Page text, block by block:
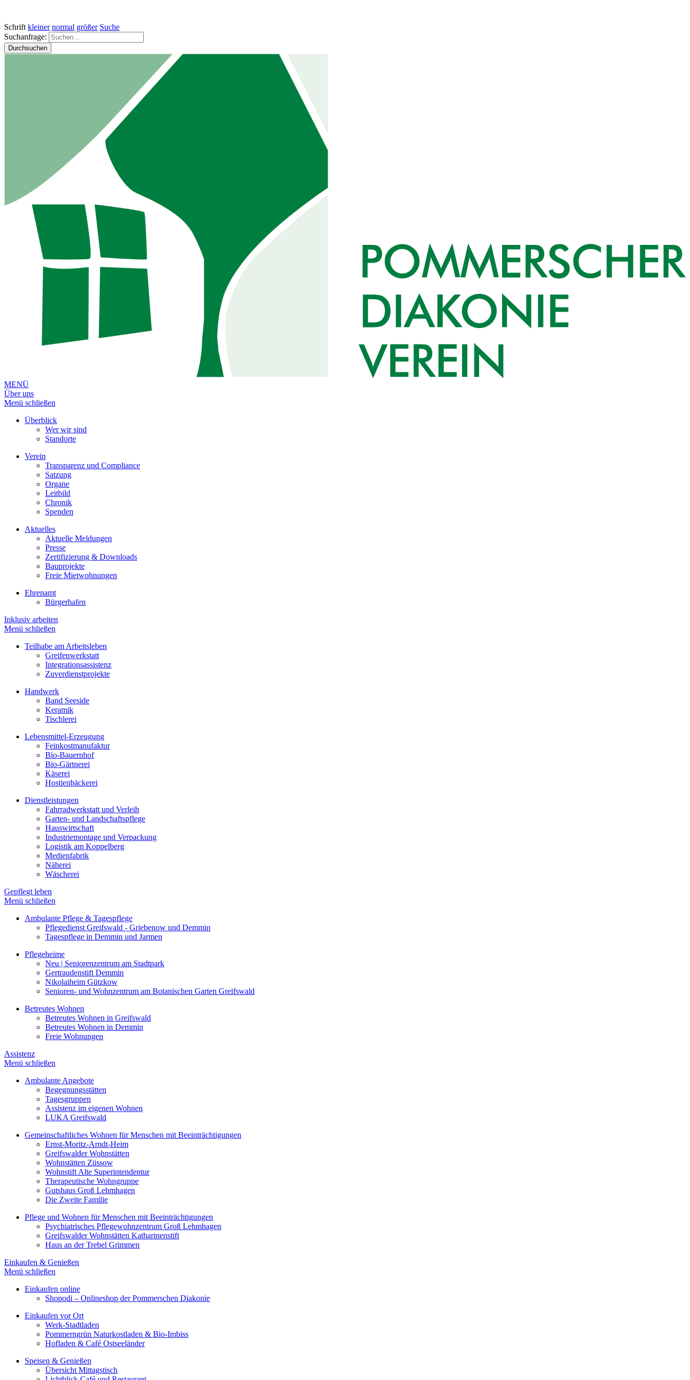
Schrift kleiner normal größer Suche
Suchanfrage:
Durchsuchen
MENÜ
Über uns
Menü schließen
Überblick
Wer wir sind
Standorte
Verein
Transparenz und Compliance
Satzung
Organe
Leitbild
Chronik
Spenden
Aktuelles
Aktuelle Meldungen
Presse
Zertifizierung & Downloads
Bauprojekte
Freie Mietwohnungen
Ehrenamt
Bürgerhafen
Inklusiv arbeiten
Menü schließen
Teilhabe am Arbeitsleben
Greifenwerkstatt
Integrationsassistenz
Zuverdienstprojekte
Handwerk
Band Seeside
Keramik
Tischlerei
Lebensmittel-Erzeugung
Feinkostmanufaktur
Bio-Bauernhof
Bio-Gärtnerei
Käserei
Hostienbäckerei
Dienstleistungen
Fahrradwerkstatt und Verleih
Garten- und Landschaftspflege
Hauswirtschaft
Industriemontage und Verpackung
Logistik am Koppelberg
Medienfabrik
Näherei
Wäscherei
Gepflegt leben
Menü schließen
Ambulante Pflege & Tagespflege
Pflegedienst Greifswald - Griebenow und Demmin
Tagespflege in Demmin und Jarmen
Pflegeheime
Neu | Seniorenzentrum am Stadtpark
Gertraudenstift Demmin
Nikolaiheim Gützkow
Senioren- und Wohnzentrum am Botanischen Garten Greifswald
Betreutes Wohnen
Betreutes Wohnen in Greifswald
Betreutes Wohnen in Demmin
Freie Wohnungen
Assistenz
Menü schließen
Ambulante Angebote
Begegnungsstätten
Tagesgruppen
Assistenz im eigenen Wohnen
LUKA Greifswald
Gemeinschaftliches Wohnen für Menschen mit Beeinträchtigungen
Ernst-Moritz-Arndt-Heim
Greifswalder Wohnstätten
Wohnstätten Züssow
Wohnstift Alte Superintendentur
Therapeutische Wohngruppe
Gutshaus Groß Lehmhagen
Die Zweite Familie
Pflege und Wohnen für Menschen mit Beeinträchtigungen
Psychiatrisches Pflegewohnzentrum Groß Lehmhagen
Greifswalder Wohnstätten Katharinenstift
Haus an der Trebel Grimmen
Einkaufen & Genießen
Menü schließen
Einkaufen online
Shopodi – Onlineshop der Pommerschen Diakonie
Einkaufen vor Ort
Werk-Stadtladen
Pommerngrün Naturkostladen & Bio-Imbiss
Hofladen & Café Ostseeländer
Speisen & Genießen
Übersicht Mittagstisch